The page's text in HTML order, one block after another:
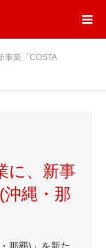
業「COSTA
に、新事
沖縄・那